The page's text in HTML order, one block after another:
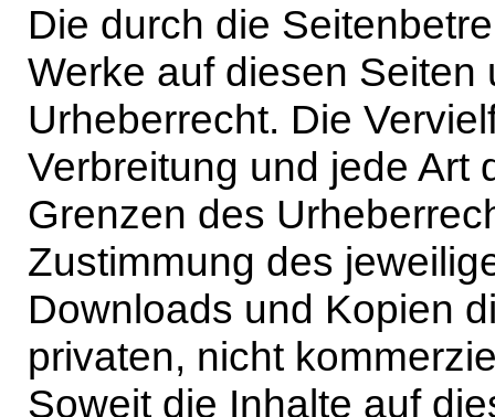
Die durch die
Werke auf diesen
Urheberrecht. Die
Verbreitung und jede Art
Grenzen des
Zustimmung des
Downloads und Kopien
privaten, nicht
Soweit die Inhalte auf